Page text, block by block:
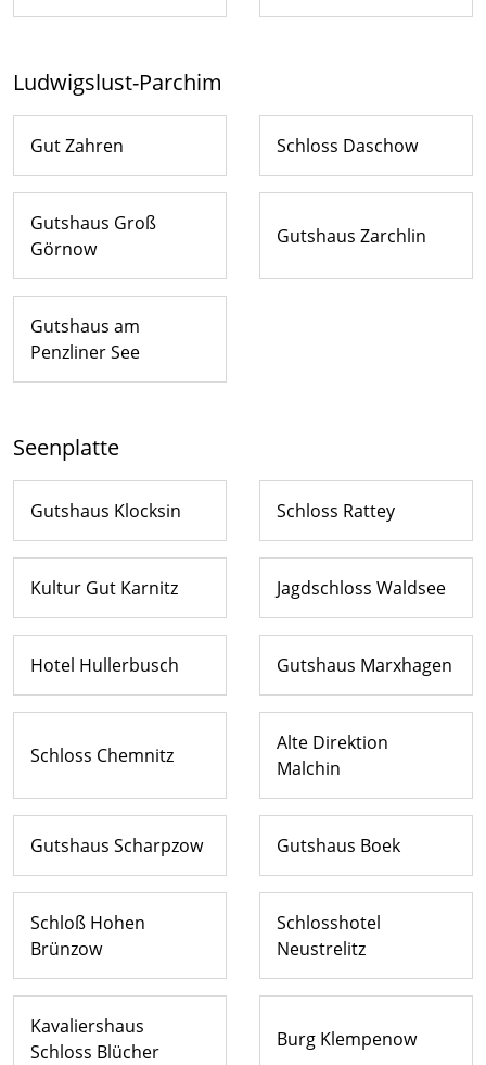
Ludwigslust-Parchim
Gut Zahren Schloss Daschow
Gutshaus Groß
Görnow
Gutshaus Zarchlin
Gutshaus am
Penzliner See
Seenplatte
Gutshaus Klocksin Schloss Rattey
Kultur Gut Karnitz Jagdschloss Waldsee
Hotel Hullerbusch Gutshaus Marxhagen
Schloss Chemnitz
Alte Direktion
Malchin
Gutshaus Scharpzow Gutshaus Boek
Schloß Hohen
Brünzow
Schlosshotel
Neustrelitz
Kavaliershaus
Schloss Blücher
Burg Klempenow